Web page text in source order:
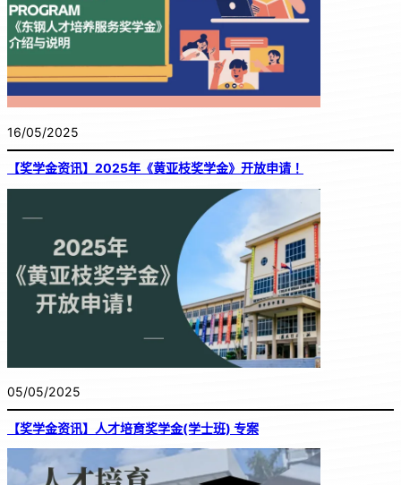
16/05/2025
【奖学金资讯】2025年《黄亚枝奖学金》开放申请！
05/05/2025
【奖学金资讯】人才培育奖学金(学士班) 专案